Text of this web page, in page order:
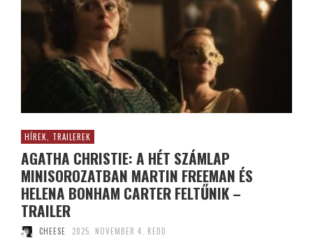
HÍREK, TRAILEREK
AGATHA CHRISTIE: A HÉT SZÁMLAP
MINISOROZATBAN MARTIN FREEMAN ÉS
HELENA BONHAM CARTER FELTŰNIK –
TRAILER
CHEESE 2025. NOVEMBER 4. KEDD